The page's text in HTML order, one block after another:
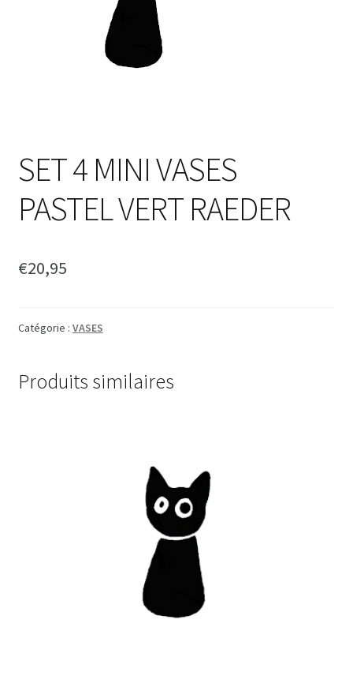
SET 4 MINI VASES
PASTEL VERT RAEDER
€20,95
Catégorie : VASES
Produits similaires